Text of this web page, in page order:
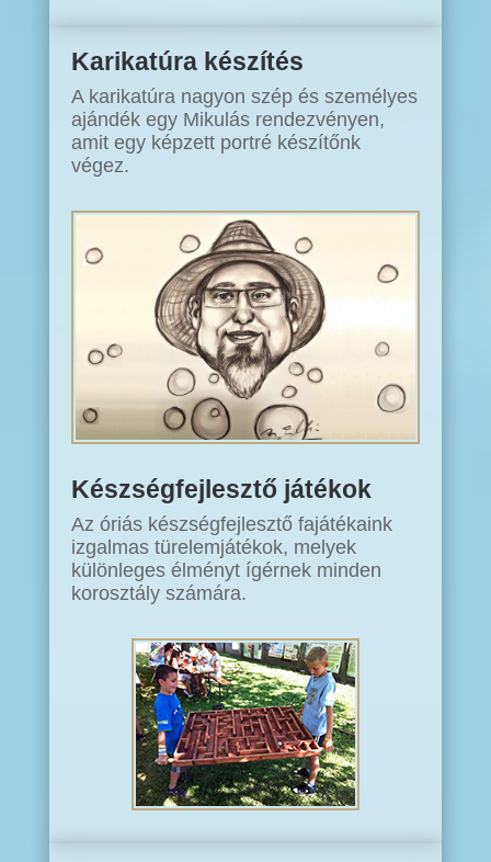
Karikatúra készítés
A karikatúra nagyon szép és személyes
ajándék egy Mikulás rendezvényen,
amit egy képzett portré készítőnk
végez.
Készségfejlesztő játékok
Az óriás készségfejlesztő fajátékaink
izgalmas türelemjátékok, melyek
különleges élményt ígérnek minden
korosztály számára.